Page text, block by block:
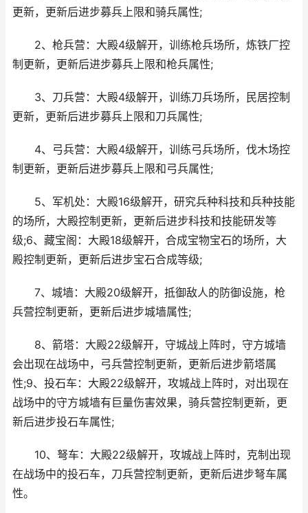
更新，更新后进步募兵上限和骑兵属性;
2、枪兵营：大殿4级解开，训练枪兵场所，炼铁厂控
制更新，更新后进步募兵上限和枪兵属性;
3、刀兵营：大殿4级解开，训练刀兵场所，民居控制
更新，更新后进步募兵上限和刀兵属性;
4、弓兵营：大殿4级解开，训练弓兵场所，伐木场控
制更新，更新后进步募兵上限和弓兵属性;
5、军机处：大殿16级解开，研究兵种科技和兵种技能
的场所，大殿控制更新，更新后进步科技和技能研发等
级;6、藏宝阁：大殿18级解开，合成宝物宝石的场所，大
殿控制更新，更新后进步宝石合成等级;
7、城墙：大殿20级解开，抵御敌人的防御设施，枪
兵营控制更新，更新后进步城墙属性;
8、箭塔：大殿22级解开，守城战上阵时，守方城墙
会出现在战场中，弓兵营控制更新，更新后进步箭塔属
性;9、投石车：大殿22级解开，攻城战上阵时，对出现在
战场中的守方城墙有巨量伤害效果，骑兵营控制更新，更
新后进步投石车属性;
10、弩车：大殿22级解开，攻城战上阵时，克制出现
在战场中的投石车，刀兵营控制更新，更新后进步弩车属
性。